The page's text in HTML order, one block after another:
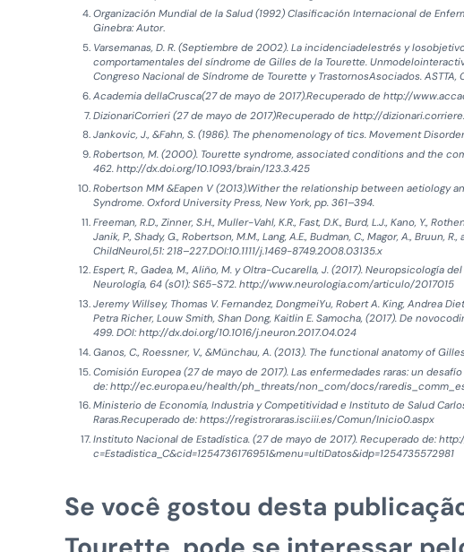
Organización Mundial de la Salud (1992) Clasificación Internacional de
Ginebra: Autor.
Varsemanas, D. R. (Septiembre de 2002). La incidenciadelestrés y
comportamentales del síndrome de Gilles de la Tourette.
Congreso Nacional de Síndrome de Tourette y TrastornosAsociados. ASTTA,
Academia dellaCrusca(27 de mayo de 2017).Recuperado de http://
DizionariCorrieri (27 de mayo de 2017)Recuperado de http://
Jankovic, J., &Fahn, S. (1986). The phenomenology of tics. Movement
Robertson, M. (2000). Tourette syndrome, associated conditions and the
462. http://dx.doi.org/10.1093/brain/123.3.425
Robertson MM &Eapen V (2013).Wither the relationship between aetiology
Syndrome. Oxford University Press, New York, pp. 361–394.
Freeman, R.D., Zinner, S.H., Muller-Vahl, K.R., Fast, D.K., Burd, L.J., Kano, Y.,
Janik, P., Shady, G., Robertson, M.M., Lang, A.E., Budman, C., Magor, A.,
ChildNeurol,51: 218–227.DOI:10.1111/j.1469-8749.2008.03135.x
Espert, R., Gadea, M., Aliño, M. y Oltra-Cucarella, J. (2017). Neuropsicología
Neurología, 64 (s01): S65-S72. http://www.neurologia.com/articulo/2017015
Jeremy Willsey, Thomas V. Fernandez, DongmeiYu, Robert A. King, Andrea
Petra Richer, Louw Smith, Shan Dong, Kaitlin E. Samocha, (2017). De
499. DOI: http://dx.doi.org/10.1016/j.neuron.2017.04.024
Ganos, C., Roessner, V., &Münchau, A. (2013). The functional anatomy of
Comisión Europea (27 de mayo de 2017). Las enfermedades raras: un
de: http://ec.europa.eu/health/ph_threats/non_com/docs/
Ministerio de Economía, Industria y Competitividad e Instituto de Salud
Raras.Recuperado de: https://registroraras.isciii.es/Comun/Inicio0.aspx
Instituto Nacional de Estadística. (27 de mayo de 2017). Recuperado de:
c=Estadistica_C&cid=1254736176951&menu=ultiDatos&idp=1254735572981
Se você gostou desta